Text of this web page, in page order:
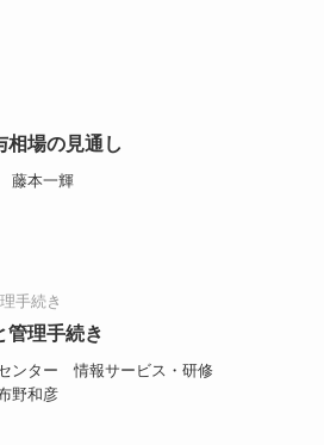
相場の見通し
藤本一輝
管理手続き
センター情報サービス・研修
野和彦